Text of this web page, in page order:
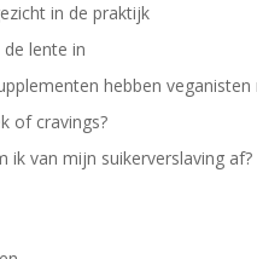
in de praktijk
de lente in
hebben veganisten
of cravings?
ik van mijn suikerverslaving af?